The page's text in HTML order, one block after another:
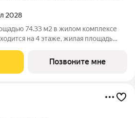
2028
74.33 м2 в жилом комплексе
на 4 этаже, жилая площадь
Позвоните мне